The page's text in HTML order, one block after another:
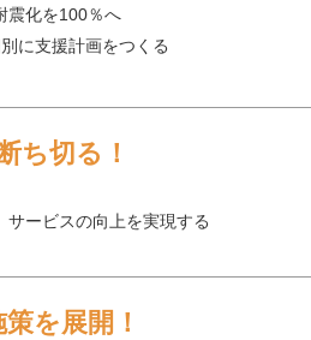
震化を100％へ
に支援計画をつくる
ち切る！
ービスの向上を実現する
を展開！